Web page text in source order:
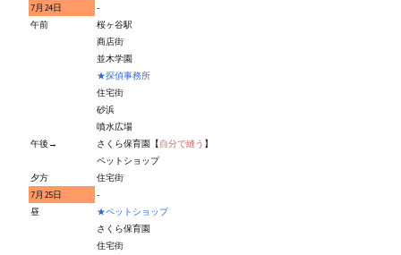
7月24日
-
午前
桜ヶ谷駅
商店街
並木学園
★探偵事務所
住宅街
砂浜
噴水広場
午後→
さくら保育園【自分で縫う 】
ペットショップ
夕方
住宅街
7月25日
-
昼
★ペットショップ
さくら保育園
住宅街